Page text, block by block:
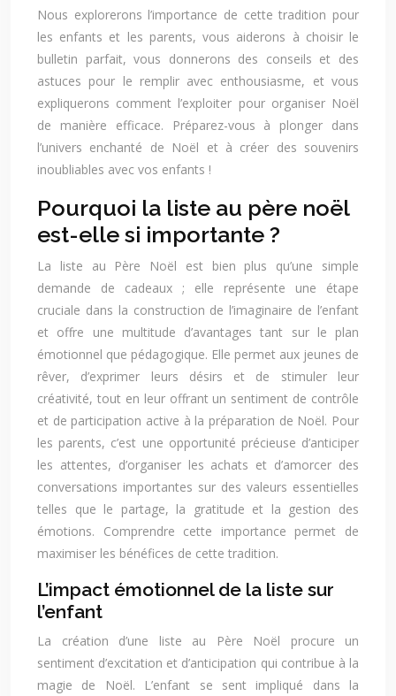
Nous explorerons l’importance de cette tradition pour
les enfants et les parents, vous aiderons à choisir le
bulletin parfait, vous donnerons des conseils et des
astuces pour le remplir avec enthousiasme, et vous
expliquerons comment l’exploiter pour organiser Noël
de manière efficace. Préparez-vous à plonger dans
l’univers enchanté de Noël et à créer des souvenirs
inoubliables avec vos enfants !
Pourquoi la liste au père noël
est-elle si importante ?
La liste au Père Noël est bien plus qu’une simple
demande de cadeaux ; elle représente une étape
cruciale dans la construction de l’imaginaire de l’enfant
et offre une multitude d’avantages tant sur le plan
émotionnel que pédagogique. Elle permet aux jeunes de
rêver, d’exprimer leurs désirs et de stimuler leur
créativité, tout en leur offrant un sentiment de contrôle
et de participation active à la préparation de Noël. Pour
les parents, c’est une opportunité précieuse d’anticiper
les attentes, d’organiser les achats et d’amorcer des
conversations importantes sur des valeurs essentielles
telles que le partage, la gratitude et la gestion des
émotions. Comprendre cette importance permet de
maximiser les bénéfices de cette tradition.
L’impact émotionnel de la liste sur
l’enfant
La création d’une liste au Père Noël procure un
sentiment d’excitation et d’anticipation qui contribue à la
magie de Noël. L’enfant se sent impliqué dans la